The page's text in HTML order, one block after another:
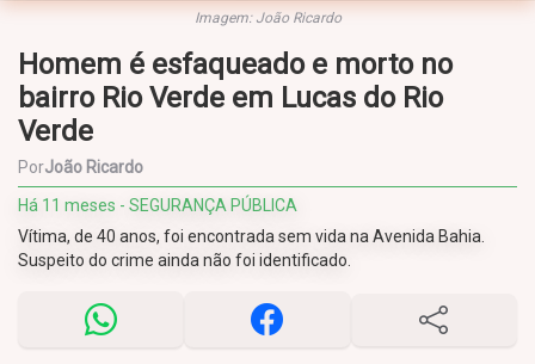
Imagem: João Ricardo
Homem é esfaqueado e morto no
bairro Rio Verde em Lucas do Rio
Verde
PorJoão Ricardo
Há 11 meses - SEGURANÇA PÚBLICA
Vítima, de 40 anos, foi encontrada sem vida na Avenida Bahia.
Suspeito do crime ainda não foi identificado.